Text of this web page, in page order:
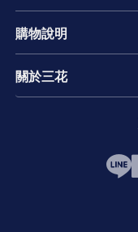
購物說明
關於三花